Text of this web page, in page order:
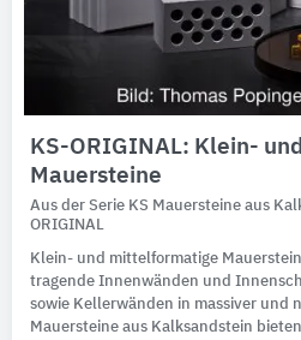
KS-ORIGINAL: Klein-
Mauersteine
Aus der Serie KS Mauersteine aus
ORIGINAL
Klein- und mittelformatige
tragende Innenwänden und
sowie Kellerwänden in massiver und
Mauersteine aus Kalksandstein